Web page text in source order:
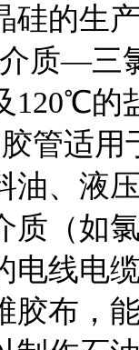
硅的生
质—三
120℃的
管适
油、液
质（如
电线电
胶布，